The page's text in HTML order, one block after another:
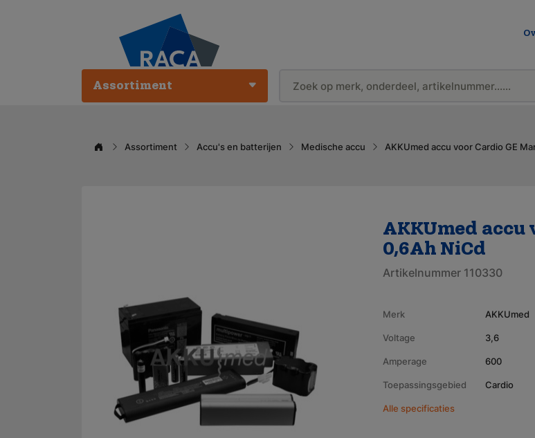
Assortiment
Assortiment Accu's en batterijen Medische accu AKKUmed accu voor Cardio GE
AKKUmed accu
0,6Ah NiCd
Artikelnummer 110330
Merk AKKUmed
Voltage 3,6
Amperage 600
Toepassingsgebied Cardio
Alle specificaties